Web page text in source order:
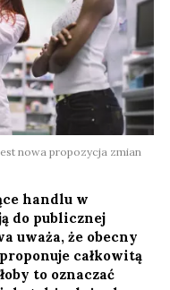
nowa propozycja zmian
handlu w
do publicznej
uważa, że obecny
całkowitą
to oznaczać